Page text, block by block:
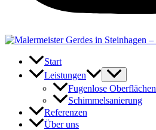
Start
Leistungen
Fugenlose Oberflächen
Schimmelsanierung
Referenzen
Über uns